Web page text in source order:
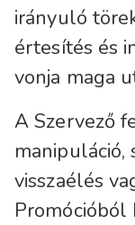
irányuló
értesítés és
vonja maga
A Szervező
manipuláció,
visszaélés